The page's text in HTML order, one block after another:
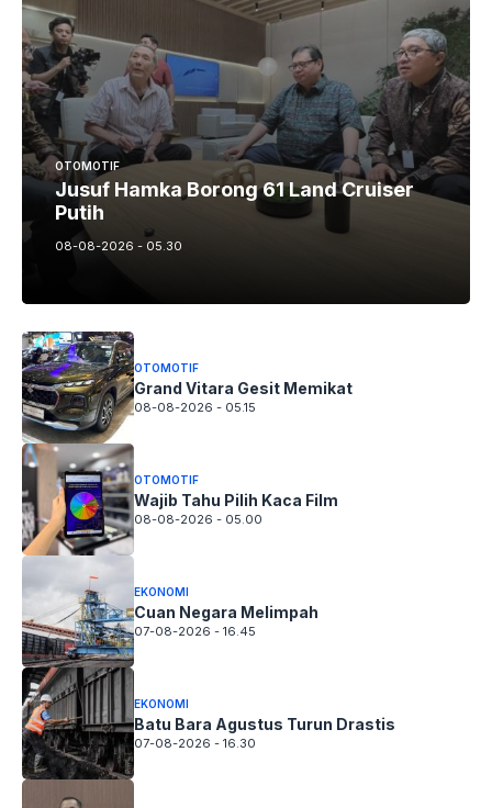
OTOMOTIF
Jusuf Hamka Borong 61 Land Cruiser
Putih
08-08-2026 - 05.30
OTOMOTIF
Grand Vitara Gesit Memikat
08-08-2026 - 05.15
OTOMOTIF
Wajib Tahu Pilih Kaca Film
08-08-2026 - 05.00
EKONOMI
Cuan Negara Melimpah
07-08-2026 - 16.45
EKONOMI
Batu Bara Agustus Turun Drastis
07-08-2026 - 16.30